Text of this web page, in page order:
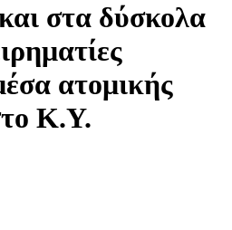
στα δύσκολα
ατομικής
Κ.Υ.